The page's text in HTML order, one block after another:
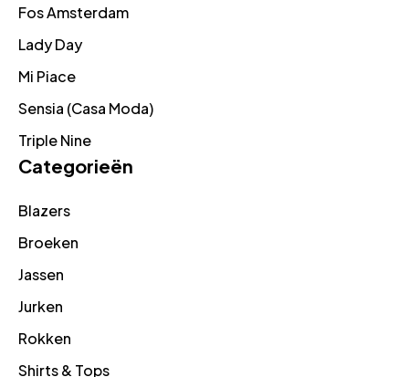
Fos Amsterdam
Lady Day
Mi Piace
Sensia (Casa Moda)
Triple Nine
Categorieën
Blazers
Broeken
Jassen
Jurken
Rokken
Shirts & Tops